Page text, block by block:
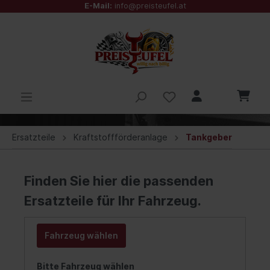
E-Mail: info@preisteufel.at
Ersatzteile Kraftstoffförderanlage Tankgeber
Finden Sie hier die passenden
Ersatzteile für Ihr Fahrzeug.
Fahrzeug wählen
Bitte Fahrzeug wählen